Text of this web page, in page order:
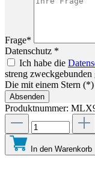
Frage*
Datenschutz *
Ich habe die
streng
Die mit einem Stern
Absenden
Produktnummer:
In den Warenkorb